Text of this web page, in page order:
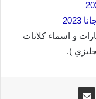
و اسماء كلانات
).